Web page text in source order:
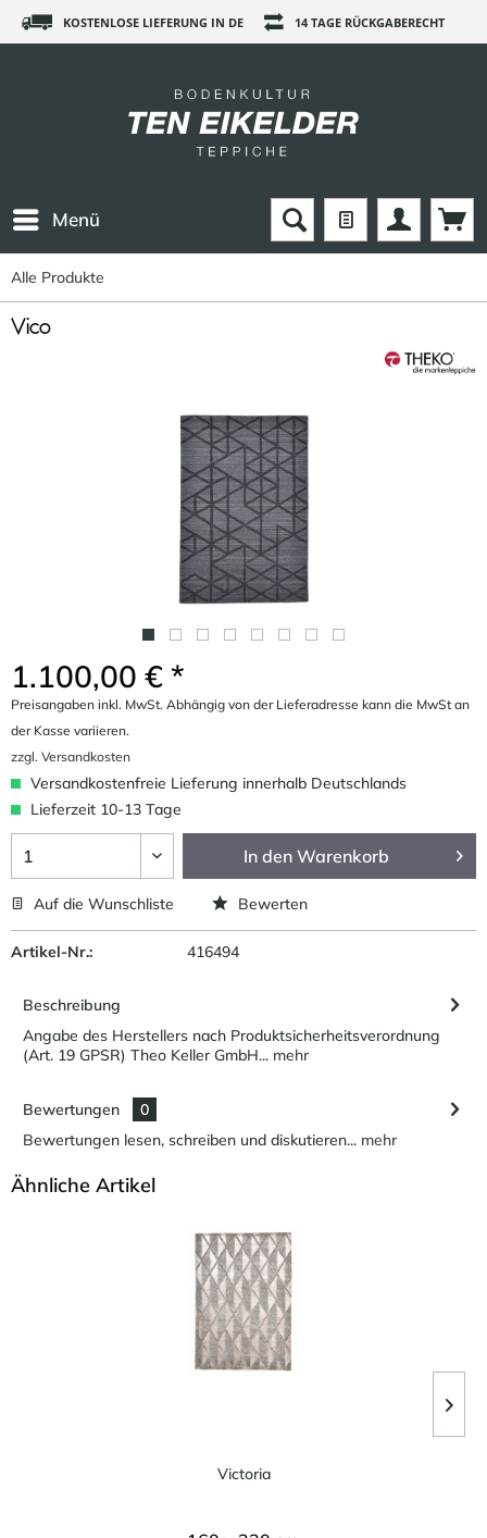
KOSTENLOSE LIEFERUNG IN DE 14 TAGE RÜCKGABERECHT
Menü
Alle Produkte
Vico
1.100,00 € *
Preisangaben inkl. MwSt. Abhängig von der Lieferadresse kann die MwSt an
der Kasse variieren.
zzgl. Versandkosten
Versandkostenfreie Lieferung innerhalb Deutschlands
Lieferzeit 10-13 Tage
In den Warenkorb
Auf die Wunschliste Bewerten
Artikel-Nr.: 416494
Beschreibung
Angabe des Herstellers nach Produktsicherheitsverordnung
(Art. 19 GPSR) Theo Keller GmbH... mehr
Bewertungen
0
Bewertungen lesen, schreiben und diskutieren... mehr
Ähnliche Artikel
Victoria